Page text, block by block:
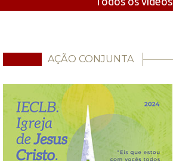
AÇÃO CONJUNTA